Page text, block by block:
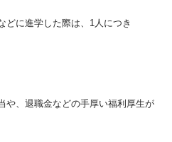
どに進学した際は、1人につき
や、退職金などの手厚い福利厚生が